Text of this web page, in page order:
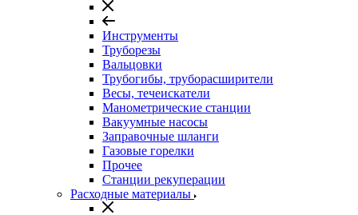
Инструменты
Труборезы
Вальцовки
Трубогибы, труборасширители
Весы, течеискатели
Манометрические станции
Вакуумные насосы
Заправочные шланги
Газовые горелки
Прочее
Станции рекуперации
Расходные материалы